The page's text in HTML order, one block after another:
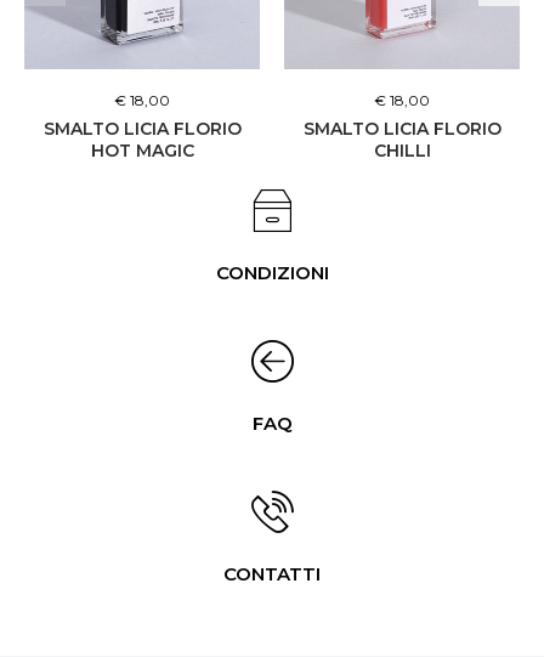
SMALTO LICIA FLORIO
HOT MAGIC
€ 18,00
SMALTO LICIA FLORIO
CHILLI
€ 18,00
CONDIZIONI
FAQ
CONTATTI